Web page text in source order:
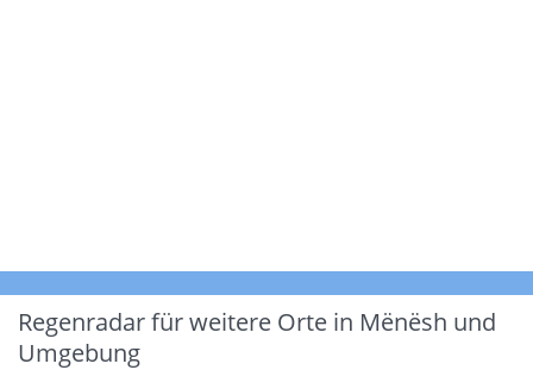
Regenradar für weitere Orte in Mënësh und
Umgebung